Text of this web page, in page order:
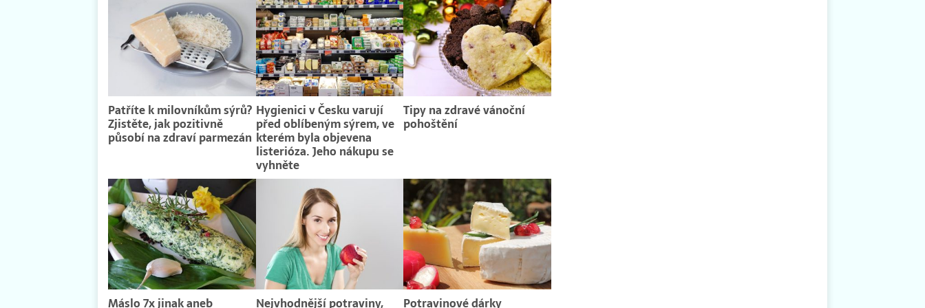
Patříte k milovníkům sýrů?
Zjistěte, jak pozitivně
působí na zdraví parmezán
Hygienici v Česku varují
před oblíbeným sýrem, ve
kterém byla objevena
listerióza. Jeho nákupu se
vyhněte
Tipy na zdravé vánoční
pohoštění
Máslo 7x jinak aneb Nejvhodnější potraviny, Potravinové dárky